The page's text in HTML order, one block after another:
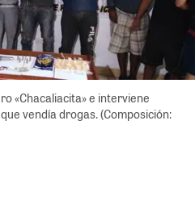
«Chacaliacita» e interviene
vendía drogas. (Composición: